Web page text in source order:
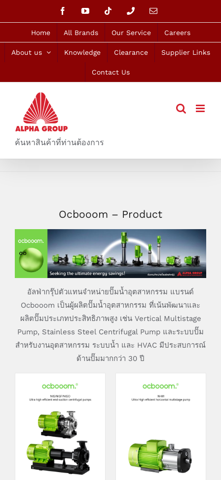
FacebookYouTube Tiktok PhoneEmail
Home All Brands Our Service Careers
About us Knowledge Clearance Supplier Links
Contact Us
ค้นหาสินค้าที่ท่านต้องการ
Ocbooom – Product
อัลฟ่ากรุ๊ปตัวแทนจำหน่ายปั๊มน้ำอุตสาหกรรม แบรนด์
Ocbooom เป็นผู้ผลิตปั๊มน้ำอุตสาหกรรม ที่เน้นพัฒนาและ
ผลิตปั๊มประเภทประสิทธิภาพสูง เช่น Vertical Multistage
Pump, Stainless Steel Centrifugal Pump และระบบปั๊ม
สำหรับงานอุตสาหกรรม ระบบน้ำ และ HVAC มีประสบการณ์
ด้านปั๊มมากกว่า 30 ปี
DETAILS